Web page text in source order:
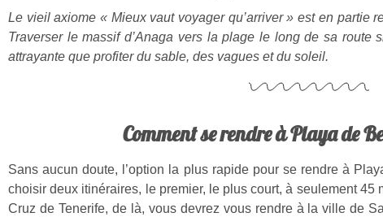
Le vieil axiome « ​​Mieux vaut voyager qu’arriver » est en partie
Traverser le massif d’Anaga vers la plage le long de sa route
attrayante que profiter du sable, des vagues et du soleil.
Comment se rendre à Playa de
Sans aucun doute, l’option la plus rapide pour se rendre à
choisir deux itinéraires, le premier, le plus court, à seulement 45
Cruz de Tenerife, de là, vous devrez vous rendre à la ville de